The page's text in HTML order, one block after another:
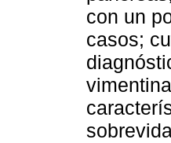
con un
casos;